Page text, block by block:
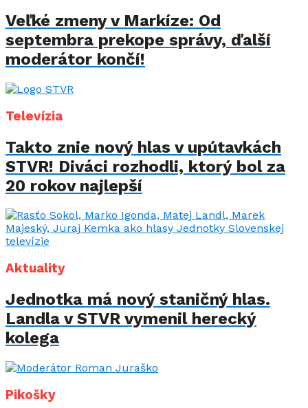
Veľké zmeny v Markíze: Od
septembra prekope správy, ďalší
moderátor končí!
Televízia
Takto znie nový hlas v upútavkách
STVR! Diváci rozhodli, ktorý bol za
20 rokov najlepší
Aktuality
Jednotka má nový staničný hlas.
Landla v STVR vymenil herecký
kolega
Pikošky